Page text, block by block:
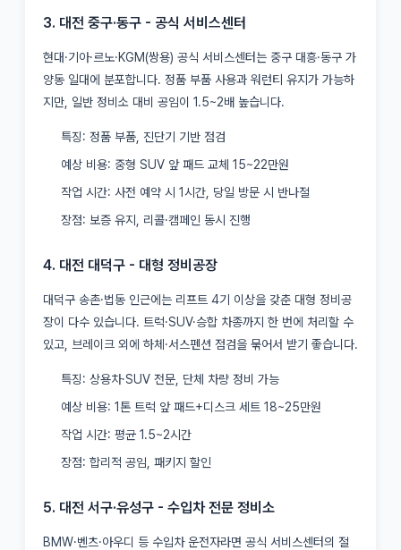
3. 대전 중구·동구 - 공식 서비스센터
현대·기아·르노·KGM(쌍용) 공식 서비스센터는 중구 대흥·동구 가
양동 일대에 분포합니다. 정품 부품 사용과 워런티 유지가 가능하
지만, 일반 정비소 대비 공임이 1.5~2배 높습니다.
특징: 정품 부품, 진단기 기반 점검
예상 비용: 중형 SUV 앞 패드 교체 15~22만원
작업 시간: 사전 예약 시 1시간, 당일 방문 시 반나절
장점: 보증 유지, 리콜·캠페인 동시 진행
4. 대전 대덕구 - 대형 정비공장
대덕구 송촌·법동 인근에는 리프트 4기 이상을 갖춘 대형 정비공
장이 다수 있습니다. 트럭·SUV·승합 차종까지 한 번에 처리할 수
있고, 브레이크 외에 하체·서스펜션 점검을 묶어서 받기 좋습니다.
특징: 상용차·SUV 전문, 단체 차량 정비 가능
예상 비용: 1톤 트럭 앞 패드+디스크 세트 18~25만원
작업 시간: 평균 1.5~2시간
장점: 합리적 공임, 패키지 할인
5. 대전 서구·유성구 - 수입차 전문 정비소
BMW·벤츠·아우디 등 수입차 운전자라면 공식 서비스센터의 절